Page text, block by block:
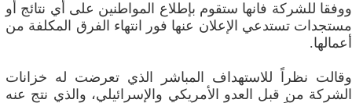
ووفقا للشركة فانها ستقوم بإطلاع المواطنين على أي نتائج أو
مستجدات تستدعي الإعلان عنها فور انتهاء الفرق المكلفة من
أعمالها.
وقالت نظراً للاستهداف المباشر الذي تعرضت له خزانات
الشركة من قبل العدو الأمريكي والإسرائيلي، والذي نتج عنه